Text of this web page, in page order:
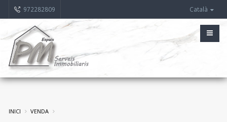
972282809 Català
INICI VENDA